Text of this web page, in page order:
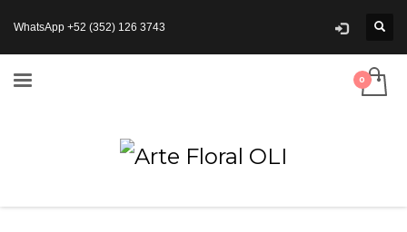
WhatsApp +52 (352) 126 3743